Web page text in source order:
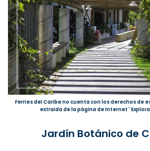
Ferries del Caribe no cuenta con los derechos de
extraida de la página de Internet '
Jardín Botánico de